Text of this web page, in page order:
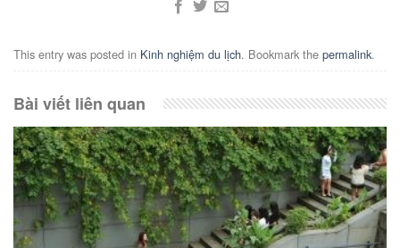
This entry was posted in Kinh nghiệm du lịch. Bookmark the permalink.
Bài viết liên quan